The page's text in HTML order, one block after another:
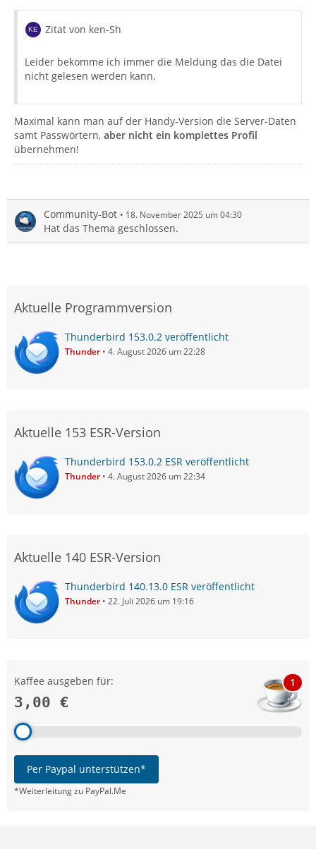
Zitat von ken-Sh
Leider bekomme ich immer die Meldung das die Datei
nicht gelesen werden kann.
Maximal kann man auf der Handy-Version die Server-Daten
samt Passwörtern, aber nicht ein komplettes Profil
übernehmen!
Community-Bot 18. November 2025 um 04:30
Hat das Thema geschlossen.
Aktuelle Programmversion
Thunderbird 153.0.2 veröffentlicht
Thunder 4. August 2026 um 22:28
Aktuelle 153 ESR-Version
Thunderbird 153.0.2 ESR veröffentlicht
Thunder 4. August 2026 um 22:34
Aktuelle 140 ESR-Version
Thunderbird 140.13.0 ESR veröffentlicht
Thunder 22. Juli 2026 um 19:16
Kaffee ausgeben für:
3,00 €
1
Per Paypal unterstützen*
*Weiterleitung zu PayPal.Me